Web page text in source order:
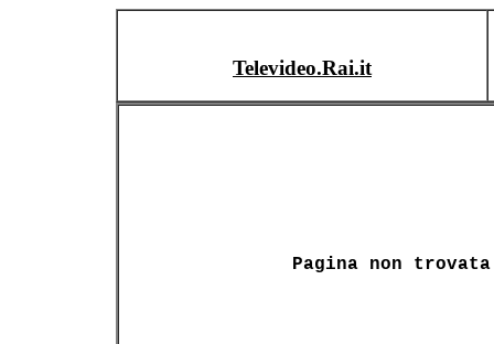
Televideo.Rai.it
Pagina non trovata